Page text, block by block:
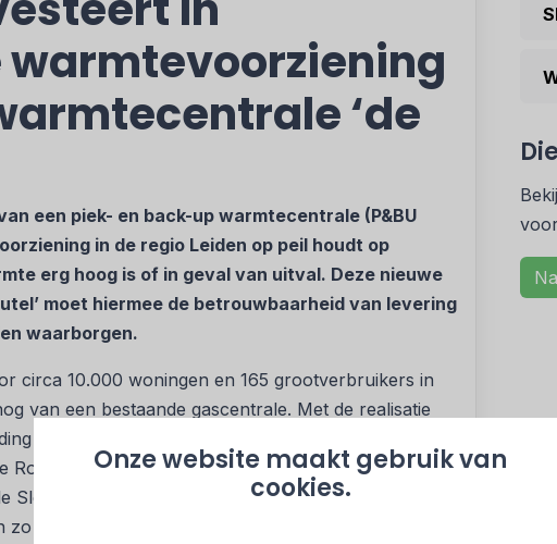
Onze website maakt gebruik van
cookies.
‘de
een piek- en back-up warmtecentrale (P&BU
in de regio Leiden op peil houdt op
erg hoog is of in geval van uitval. Deze nieuwe
moet hiermee de betrouwbaarheid van levering
waarborgen.
circa 10.000 woningen en 165 grootverbruikers in
van een bestaande gascentrale. Met de realisatie
WarmtelinQ wordt omgeschakeld naar
Rotterdamse haven. Deze warmte wordt via
in Leiden getransporteerd. Woningen en
via WarmtelinQ op termijn duurzamer verwarmd